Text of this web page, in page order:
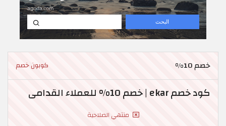
خصم 10% كوبون خصم
كود خصم ekar | خصم 10% للعملاء القدامى
منتهي الصلاحية